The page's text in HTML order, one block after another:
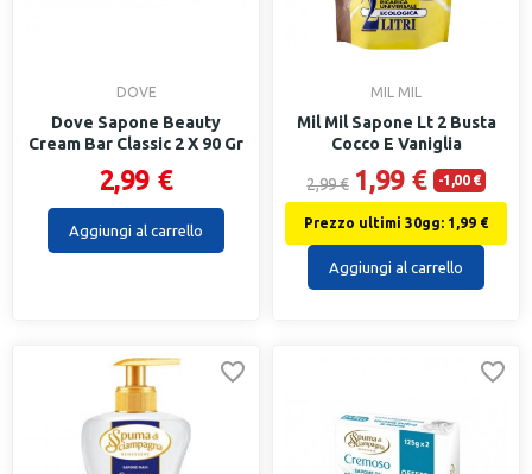
DOVE
Dove Sapone Beauty
Cream Bar Classic 2 X 90 Gr
2,99 €
Aggiungi al carrello
MIL MIL
Mil Mil Sapone Lt 2 Busta
Cocco E Vaniglia
2,99 € 1,99 € -1,00 €
Prezzo ultimi 30gg: 1,99 €
Aggiungi al carrello